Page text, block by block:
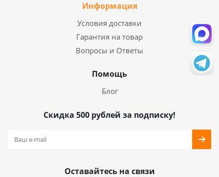
Информация
Условия доставки
Гарантия на товар
Вопросы и Ответы
Помощь
Блог
Скидка 500 рублей за подписку!
Оставайтесь на связи